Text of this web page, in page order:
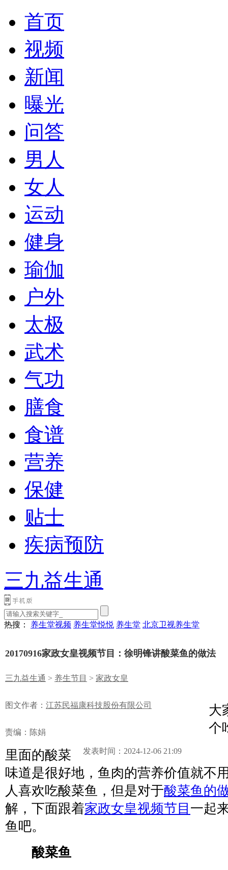
首页
视频
新闻
曝光
问答
男人
女人
运动
健身
瑜伽
户外
太极
武术
气功
膳食
食谱
营养
保健
贴士
疾病预防
三九益生通
热搜： 养生堂视频 养生堂悦悦 养生堂 北京卫视养生堂
20170916家政女皇视频节目：徐明锋讲酸菜鱼的做法
三九益生通 > 养生节目 > 家政女皇
图文作者： 江苏民福康科技股份有限公司
责编：陈娟
发表时间：2024-12-06 21:09
大
个
里面的酸菜
味道是很好地，鱼肉的营养价值就不
人喜欢吃酸菜鱼，但是对于酸菜鱼的
解，下面跟着家政女皇视频节目 一起
鱼吧。
酸菜鱼